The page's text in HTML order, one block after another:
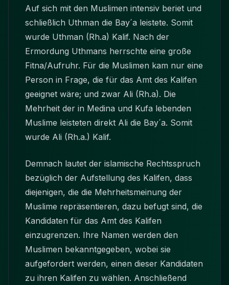
Auf sich mit den Muslimen intensiv beriet und
schließlich Uthman die Bay´a leistete. Somit
wurde Uthman (Rh.a) Kalif. Nach der
Ermordung Uthmans herrschte eine große
Fitna/Aufruhr. Für die Muslimen kam nur eine
Person in Frage, die für das Amt des Kalifen
geeignet wäre; und zwar Ali (Rh.a). Die
Mehrheit der in Medina und Kufa lebenden
Muslime leisteten direkt Ali die Bay´a. Somit
wurde Ali (Rh.a.) Kalif.
Demnach lautet der islamische Rechtsspruch
bezüglich der Aufstellung des Kalifen, dass
diejenigen, die die Mehrheitsmeinung der
Muslime repräsentieren, dazu befugt sind, die
Kandidaten für das Amt des Kalifen
einzugrenzen. Ihre Namen werden den
Muslimen bekanntgegeben, wobei sie
aufgefordert werden, einen dieser Kandidaten
zu ihren Kalifen zu wählen. Anschließend